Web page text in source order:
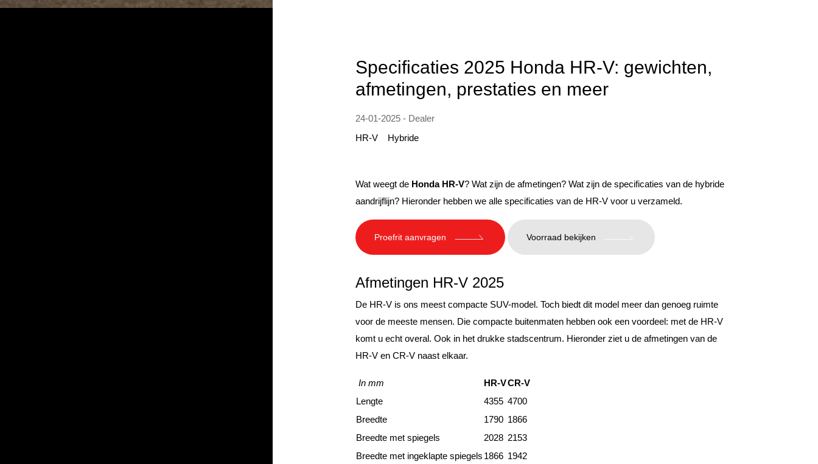
Specificaties 2025 Honda HR-V: gewichten,
afmetingen, prestaties en meer
24-01-2025 - Dealer
HR-V
Hybride
Wat weegt de Honda HR-V? Wat zijn de afmetingen? Wat zijn de specificaties van de hybride
aandrijflijn? Hieronder hebben we alle specificaties van de HR-V voor u verzameld.
Proefrit aanvragen Voorraad bekijken
Afmetingen HR-V 2025
De HR-V is ons meest compacte SUV-model. Toch biedt dit model meer dan genoeg ruimte
voor de meeste mensen. Die compacte buitenmaten hebben ook een voordeel: met de HR-V
komt u echt overal. Ook in het drukke stadscentrum. Hieronder ziet u de afmetingen van de
HR-V en CR-V naast elkaar.
In mm HR-VCR-V
Lengte
4355 4700
Breedte
1790 1866
Breedte met spiegels
2028 2153
Breedte met ingeklapte spiegels 1866 1942